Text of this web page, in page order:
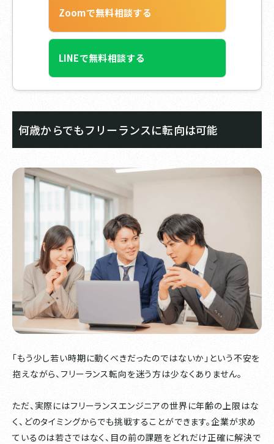
Zoomで無料相談する
LINEで無料相談する
何歳からでもフリーランスに転向は可能
「もう少し若い時期に動くべきだったのではないか」という不安を
抱えながら、フリーランス転向を迷う方は少なくありません。
ただ、実際にはフリーランスエンジニアの世界に年齢の上限はな
く、どのタイミングからでも挑戦することができます。企業が求め
ているのは若さではなく、目の前の課題をどれだけ正確に解決で